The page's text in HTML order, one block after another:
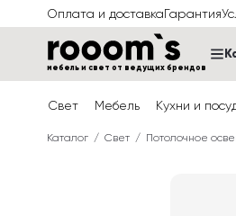
Оплата и доставкаГарантия
мебель и свет от ведущих брендов
Свет Мебель Кухни и
Каталог Свет Потолочное